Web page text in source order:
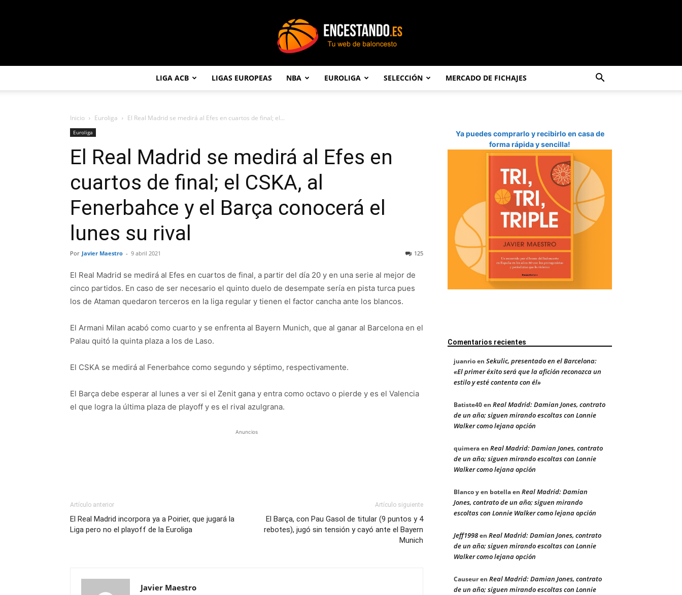
LIGA ACB LIGAS EUROPEAS NBA EUROLIGA SELECCIÓN MERCADO DE FICHAJES
Inicio Euroliga El Real Madrid se medirá al Efes en cuartos de final; el...
Euroliga
El Real Madrid se medirá al Efes en
cuartos de final; el CSKA, al
Fenerbahce y el Barça conocerá el
lunes su rival
Por Javier Maestro - 9 abril 2021 125
El Real Madrid se medirá al Efes en cuartos de final, a partir del día 20 y en una serie al mejor de
cinco partidos. En caso de ser necesario el quinto duelo de desempate sería en pista turca pues
los de Ataman quedaron terceros en la liga regular y tienen el factor cancha ante los blancos.
El Armani Milan acabó como cuarto y se enfrenta al Bayern Munich, que al ganar al Barcelona en el
Palau quitó la quinta plaza a los de Laso.
El CSKA se medirá al Fenerbahce como segundo y séptimo, respectivamente.
El Barça debe esperar al lunes a ver si el Zenit gana y entra como octavo o pierde y es el Valencia
el que logra la última plaza de playoff y es el rival azulgrana.
Anuncios
Artículo anterior
El Real Madrid incorpora ya a Poirier, que jugará la
Liga pero no el playoff de la Euroliga
Artículo siguiente
El Barça, con Pau Gasol de titular (9 puntos y 4
rebotes), jugó sin tensión y cayó ante el Bayern
Munich
Javier Maestro
Ya puedes comprarlo y recibirlo en casa de
forma rápida y sencilla!
Comentarios recientes
juanrioen Sekulic, presentado en el Barcelona:
«El primer éxito será que la afición reconozca un
estilo y esté contenta con él»
Batiste40en Real Madrid: Damian Jones, contrato
de un año; siguen mirando escoltas con Lonnie
Walker como lejana opción
quimeraen Real Madrid: Damian Jones, contrato
de un año; siguen mirando escoltas con Lonnie
Walker como lejana opción
Blanco y en botellaen Real Madrid: Damian
Jones, contrato de un año; siguen mirando
escoltas con Lonnie Walker como lejana opción
Jeff1998en Real Madrid: Damian Jones, contrato
de un año; siguen mirando escoltas con Lonnie
Walker como lejana opción
Causeuren Real Madrid: Damian Jones, contrato
de un año; siguen mirando escoltas con Lonnie